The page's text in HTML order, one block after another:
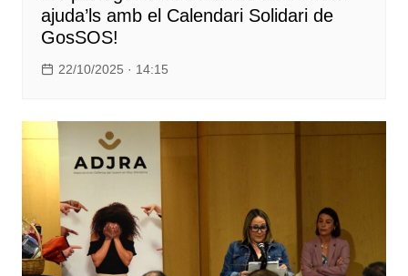
ajuda’ls amb el Calendari Solidari de
GosSOS!
22/10/2025 · 14:15